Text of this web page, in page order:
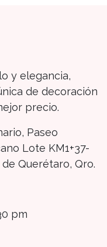
y elegancia,
de decoración
precio.
Paseo
Lote KM1+37-
Querétaro, Qro.
pm